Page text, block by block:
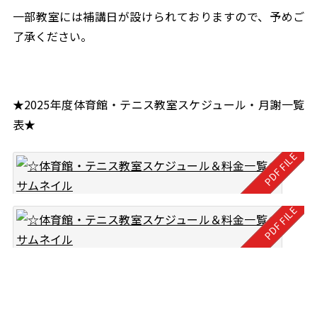
一部教室には補講日が設けられておりますので、予めご
了承ください。
★2025年度体育館・テニス教室スケジュール・月謝一覧
表★